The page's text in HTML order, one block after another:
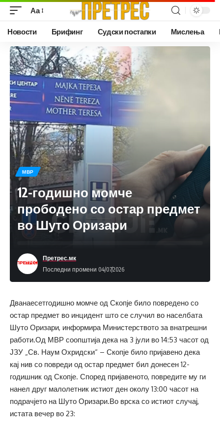
Аа
Новости Брифинг Судски постапки Мислења
МВР
12-годишно момче
прободено со остар предмет
во Шуто Оризари
Последни промени 04/07/2026
Претрес.мк
Дванаесетгодишно момче од Скопје било повредено со
остар предмет во инцидент што се случил во населбата
Шуто Оризари, информира Министерството за внатрешни
работи.Од МВР соопштија дека на 3 јули во 14:53 часот од
ЈЗУ „Св. Наум Охридски“ – Скопје било пријавено дека
кај нив со повреди од остар предмет бил донесен 12-
годишник од Скопје. Според пријавеното, повредите му ги
нанел друг малолетник истиот ден околу 13:00 часот на
подрачјето на Шуто Оризари.Во врска со истиот случај,
истата вечер во 23: